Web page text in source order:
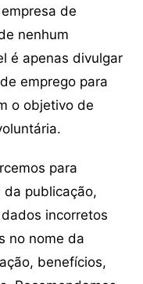
de
nenhum
é apenas divulgar
emprego para
o objetivo de
para
publicação,
incorretos
no nome da
benefícios,